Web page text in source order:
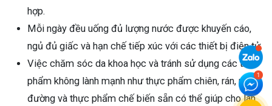
hợp.
Mỗi ngày đều uống đủ lượng nước được khuyến cáo,
ngủ đủ giấc và hạn chế tiếp xúc với các thiết bị điện tử.
Việc chăm sóc da khoa học và tránh sử dụng các thực
phẩm không lành mạnh như thực phẩm chiên, rán, nhiều
đường và thực phẩm chế biến sẵn có thể giúp cho làn